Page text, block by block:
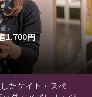
1,700円
たケイト・スペー